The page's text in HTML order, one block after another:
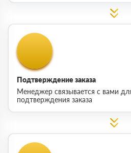
Подтверждение заказа
Менеджер связывается с вами
подтверждения заказа